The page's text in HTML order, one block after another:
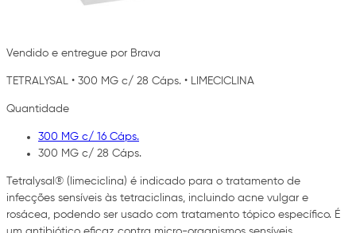
Vendido e entregue por Brava
TETRALYSAL • 300 MG c/ 28 Cáps. • LIMECICLINA
Quantidade
300 MG c/ 16 Cáps.
300 MG c/ 28 Cáps.
Tetralysal® (limeciclina) é indicado para o tratamento de
infecções sensíveis às tetraciclinas, incluindo acne vulgar e
rosácea, podendo ser usado com tratamento tópico específico. É